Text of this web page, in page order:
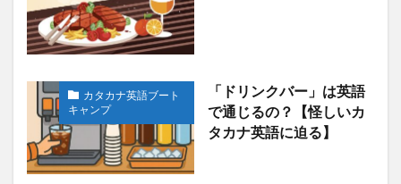
カタカナ英語ブート
キャンプ
「ドリンクバー」は英語
で通じるの？【怪しいカ
タカナ英語に迫る】